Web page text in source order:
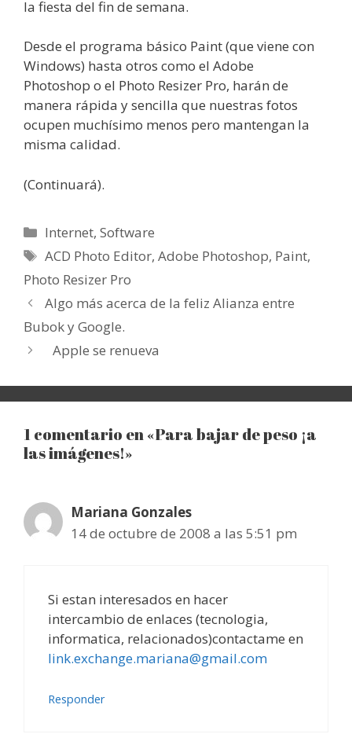
la fiesta del fin de semana.
Desde el programa básico Paint (que viene con
Windows) hasta otros como el Adobe
Photoshop o el Photo Resizer Pro, harán de
manera rápida y sencilla que nuestras fotos
ocupen muchísimo menos pero mantengan la
misma calidad.
(Continuará).
Categorías
Internet,Software
Etiquetas
ACD Photo Editor,Adobe Photoshop, Paint,
Photo Resizer Pro
Algo más acerca de la feliz Alianza entre
Bubok y Google.
Apple se renueva
1 comentario en «Para bajar de peso ¡a
las imágenes!»
Mariana Gonzales
14 de octubre de 2008 a las 5:51 pm
Si estan interesados en hacer
intercambio de enlaces (tecnologia,
informatica, relacionados)contactame en
link.exchange.mariana@gmail.com
Responder